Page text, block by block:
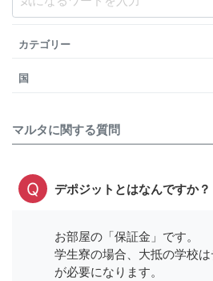
カテゴリー
国
マルタに関する質問
デポジットとはなんですか？
お部屋の「保証金」です。
学生寮の場合、大抵の学校
が必要になります。